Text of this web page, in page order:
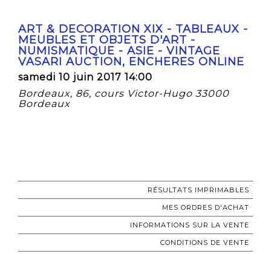
ART & DECORATION XIX - TABLEAUX -
MEUBLES ET OBJETS D'ART -
NUMISMATIQUE - ASIE - VINTAGE
VASARI AUCTION, ENCHERES ONLINE
samedi 10 juin 2017 14:00
Bordeaux, 86, cours Victor-Hugo 33000
Bordeaux
RÉSULTATS IMPRIMABLES
MES ORDRES D'ACHAT
INFORMATIONS SUR LA VENTE
CONDITIONS DE VENTE